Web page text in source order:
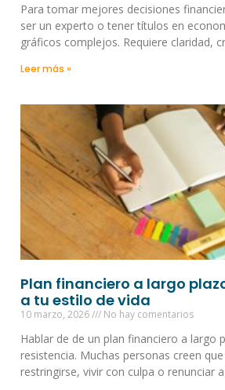
Para tomar mejores decisiones
ser un experto o tener títulos en
gráficos complejos. Requiere claridad,
Leer más »
Plan financiero a largo
a tu estilo de vida
10 marzo, 2026 No hay comentarios
Hablar de de un plan financiero a largo
resistencia. Muchas personas creen
restringirse, vivir con culpa o renunciar a